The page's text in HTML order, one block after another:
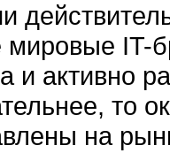
IT-
и активно
то
на